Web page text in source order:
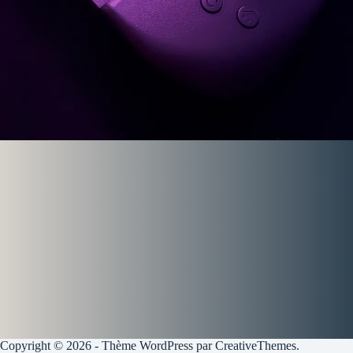
Copyright © 2026 - Thème WordPress parCreativeThemes.